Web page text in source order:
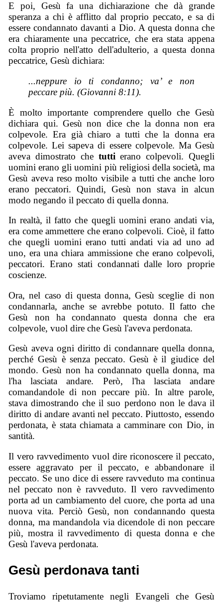
E poi, Gesù fa una dichiarazione che dà grande
speranza a chi è afflitto dal proprio peccato, e sa di
essere condannato davanti a Dio. A questa donna che
era chiaramente una peccatrice, che era stata appena
colta proprio nell'atto dell'adulterio, a questa donna
peccatrice, Gesù dichiara:
...neppure io ti condanno; va’ e non
peccare più. (Giovanni 8:11).
È molto importante comprendere quello che Gesù
dichiara qui. Gesù non dice che la donna non era
colpevole. Era già chiaro a tutti che la donna era
colpevole. Lei sapeva di essere colpevole. Ma Gesù
aveva dimostrato che tuttierano colpevoli. Quegli
uomini erano gli uomini più religiosi della società, ma
Gesù aveva reso molto visibile a tutti che anche loro
erano peccatori. Quindi, Gesù non stava in alcun
modo negando il peccato di quella donna.
In realtà, il fatto che quegli uomini erano andati via,
era come ammettere che erano colpevoli. Cioè, il fatto
che quegli uomini erano tutti andati via ad uno ad
uno, era una chiara ammissione che erano colpevoli,
peccatori. Erano stati condannati dalle loro proprie
coscienze.
Ora, nel caso di questa donna, Gesù sceglie di non
condannarla, anche se avrebbe potuto. Il fatto che
Gesù non ha condannato questa donna che era
colpevole, vuol dire che Gesù l'aveva perdonata.
Gesù aveva ogni diritto di condannare quella donna,
perché Gesù è senza peccato. Gesù è il giudice del
mondo. Gesù non ha condannato quella donna, ma
l'ha lasciata andare. Però, l'ha lasciata andare
comandandole di non peccare più. In altre parole,
stava dimostrando che il suo perdono non le dava il
diritto di andare avanti nel peccato. Piuttosto, essendo
perdonata, è stata chiamata a camminare con Dio, in
santità.
Il vero ravvedimento vuol dire riconoscere il peccato,
essere aggravato per il peccato, e abbandonare il
peccato. Se uno dice di essere ravveduto ma continua
nel peccato non è ravveduto. Il vero ravvedimento
porta ad un cambiamento del cuore, che porta ad una
nuova vita. Perciò Gesù, non condannando questa
donna, ma mandandola via dicendole di non peccare
più, mostra il ravvedimento di questa donna e che
Gesù l'aveva perdonata.
Gesù perdonava tanti
Troviamo ripetutamente negli Evangeli che Gesù